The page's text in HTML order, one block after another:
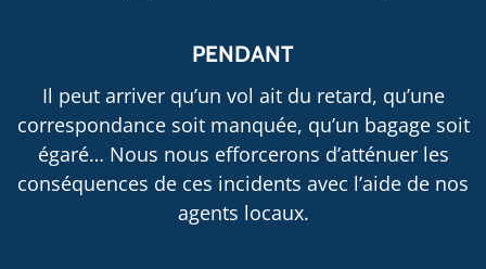
PENDANT
Il peut arriver qu’un vol ait du retard, qu’une
correspondance soit manquée, qu’un bagage soit
égaré… Nous nous efforcerons d’atténuer les
conséquences de ces incidents avec l’aide de nos
agents locaux.